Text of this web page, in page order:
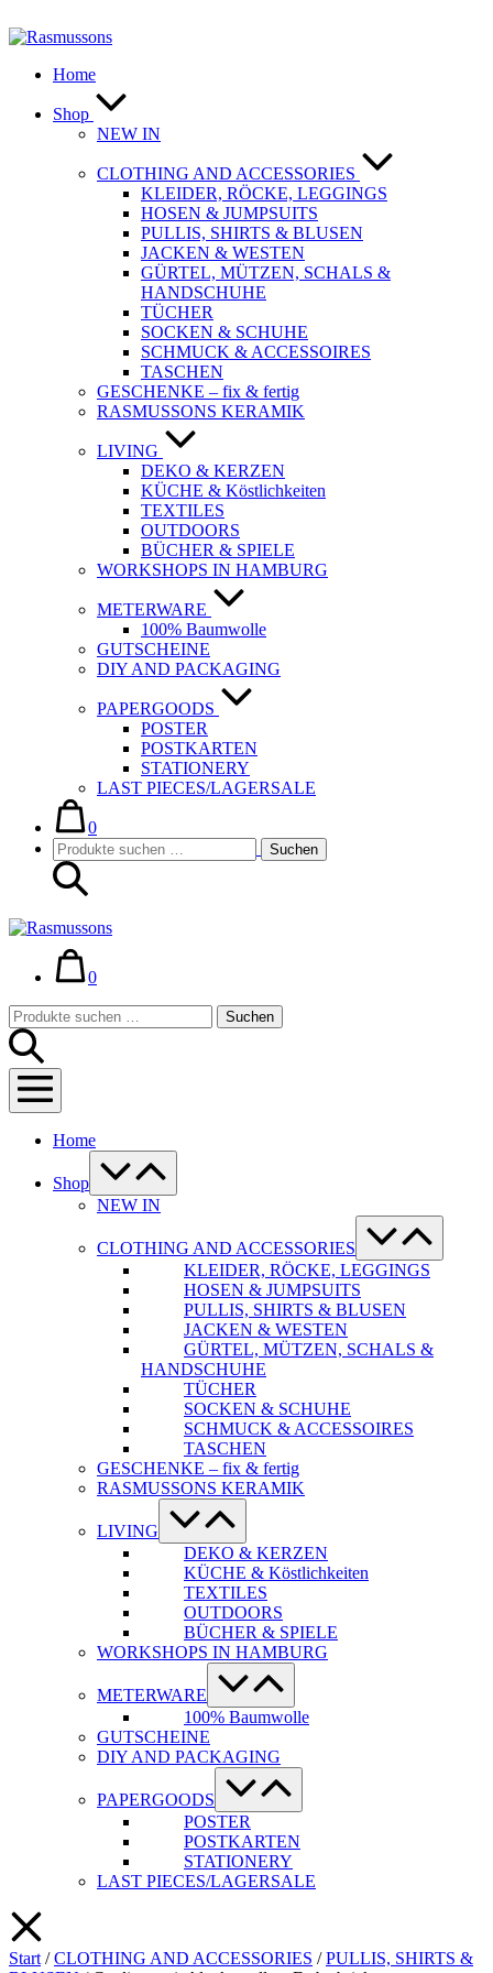
Inhalt
Home
Shop
NEW IN
CLOTHING AND ACCESSORIES
KLEIDER, RÖCKE, LEGGINGS
HOSEN & JUMPSUITS
PULLIS, SHIRTS & BLUSEN
JACKEN & WESTEN
GÜRTEL, MÜTZEN, SCHALS &
HANDSCHUHE
TÜCHER
SOCKEN & SCHUHE
SCHMUCK & ACCESSOIRES
TASCHEN
GESCHENKE – fix & fertig
RASMUSSONS KERAMIK
LIVING
DEKO & KERZEN
KÜCHE & Köstlichkeiten
TEXTILES
OUTDOORS
BÜCHER & SPIELE
WORKSHOPS IN HAMBURG
METERWARE
100% Baumwolle
GUTSCHEINE
DIY AND PACKAGING
PAPERGOODS
POSTER
POSTKARTEN
STATIONERY
LAST PIECES/LAGERSALE
Warenkorb
0im
Warenkorb
Suche-
Schalter
Suchen
nach:
Suchen
Warenkorb
0im
Suche-
Schalter
Suchen
nach:
Suchen
Menü-
Schalter
Home
Shop
Menü-
Schalter
NEW IN
CLOTHING AND ACCESSORIES
Menü-
Schalter
KLEIDER, RÖCKE, LEGGINGS
HOSEN & JUMPSUITS
PULLIS, SHIRTS & BLUSEN
JACKEN & WESTEN
GÜRTEL, MÜTZEN, SCHALS &
HANDSCHUHE
TÜCHER
SOCKEN & SCHUHE
SCHMUCK & ACCESSOIRES
TASCHEN
GESCHENKE – fix & fertig
RASMUSSONS KERAMIK
LIVING
Menü-
Schalter
DEKO & KERZEN
KÜCHE & Köstlichkeiten
TEXTILES
OUTDOORS
BÜCHER & SPIELE
WORKSHOPS IN HAMBURG
METERWARE
Menü-
Schalter
100% Baumwolle
GUTSCHEINE
DIY AND PACKAGING
PAPERGOODS
Menü-
Schalter
POSTER
POSTKARTEN
STATIONERY
LAST PIECES/LAGERSALE
Start /CLOTHING AND ACCESSORIES /PULLIS, SHIRTS &